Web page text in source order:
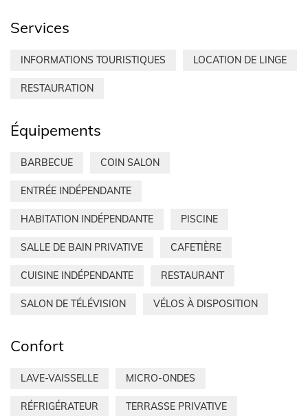
Services
INFORMATIONS TOURISTIQUES LOCATION DE LINGE
RESTAURATION
Équipements
BARBECUE COIN SALON
ENTRÉE INDÉPENDANTE
HABITATION INDÉPENDANTE PISCINE
SALLE DE BAIN PRIVATIVE CAFETIÈRE
CUISINE INDÉPENDANTE RESTAURANT
SALON DE TÉLÉVISION VÉLOS À DISPOSITION
Confort
LAVE-VAISSELLE MICRO-ONDES
RÉFRIGÉRATEUR TERRASSE PRIVATIVE